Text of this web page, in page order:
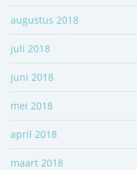
augustus 2018
juli 2018
juni 2018
mei 2018
april 2018
maart 2018